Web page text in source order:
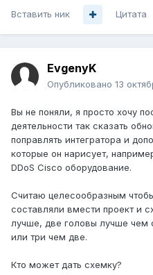
Вставить ник Цитата
EvgenyK
Опубликовано 13
Вы не поняли, я просто хочу
деятельности так сказать
поправлять интегратора и
которые он нарисует,
DDoS Cisco оборудование.
Считаю целесообразным
составляли вмести проект и
лучше, две головы лучше чем
или три чем две.
Кто может дать схемку?